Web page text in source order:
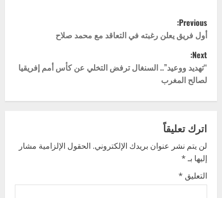
P
o
s
t
n
a
v
i
g
Previous:
أول فريق يعلن رغبته في التعاقد مع محمد صلاح
Next:
“تهديد ووعيد”.. السنغال ترفض التخلي عن كأس أمم إفريقيا
لصالح المغرب
اترك تعليقاً
لن يتم نشر عنوان بريدك الإلكتروني. الحقول الإلزامية مشار
إليها بـ*
التعليق *